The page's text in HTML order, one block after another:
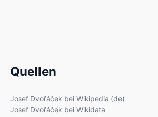
Quellen
Josef Dvořáček bei Wikipedia (de)
Josef Dvořáček bei Wikidata